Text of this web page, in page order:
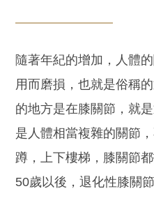
隨著年紀的增加，人體
用而磨損，也就是俗稱
的地方是在膝關節，就
是人體相當複雜的關節
蹲，上下樓梯，膝關節
50歲以後，退化性膝關